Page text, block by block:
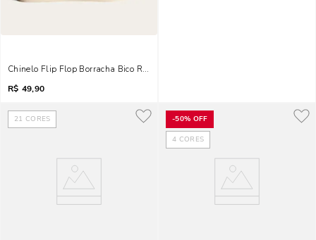
Chinelo Flip Flop Borracha Bico Redondo Off White
R$ 49,90
21 CORES -50% OFF
4 CORES